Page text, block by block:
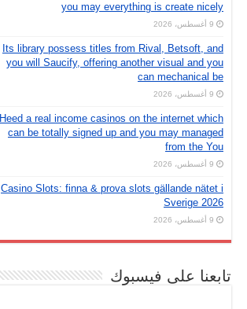
you may everything is create nicely
9 أغسطس، 2026
Its library possess titles from Rival, Betsoft, and
you will Saucify, offering another visual and you
can mechanical be
9 أغسطس، 2026
Heed a real income casinos on the internet which
can be totally signed up and you may managed
from the You
9 أغسطس، 2026
Casino Slots: finna & prova slots gällande nätet i
Sverige 2026
9 أغسطس، 2026
تابعنا على فيسبوك